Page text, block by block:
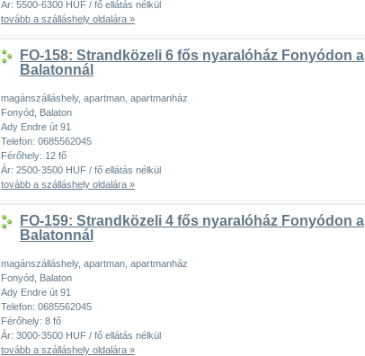
Ár: 5500-6300 HUF / fő ellátás nélkül
tovább a szálláshely oldalára »
FO-158: Strandközeli 6 fős nyaralóház Fonyódon a
Balatonnál
magánszálláshely, apartman, apartmanház
Fonyód, Balaton
Ady Endre út 91
Telefon: 0685562045
Férőhely: 12 fő
Ár: 2500-3500 HUF / fő ellátás nélkül
tovább a szálláshely oldalára »
FO-159: Strandközeli 4 fős nyaralóház Fonyódon a
Balatonnál
magánszálláshely, apartman, apartmanház
Fonyód, Balaton
Ady Endre út 91
Telefon: 0685562045
Férőhely: 8 fő
Ár: 3000-3500 HUF / fő ellátás nélkül
tovább a szálláshely oldalára »